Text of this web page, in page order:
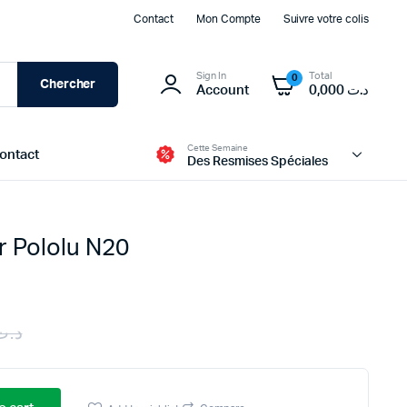
Contact Mon Compte Suivre votre colis
Chercher
Sign In
Account
0 Total
د.ت
Cette Semaine
Des Resmises Spéciales
Pololu N20
Original
Current